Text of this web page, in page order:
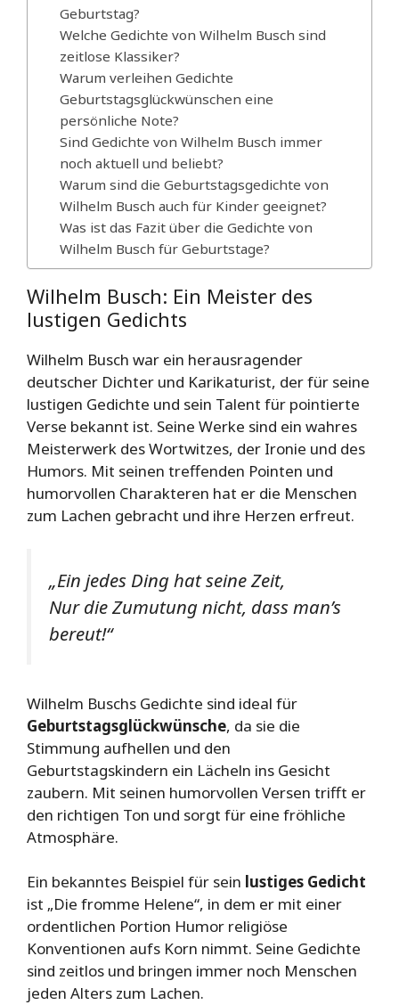
Geburtstag?
Welche Gedichte von Wilhelm Busch sind
zeitlose Klassiker?
Warum verleihen Gedichte
Geburtstagsglückwünschen eine
persönliche Note?
Sind Gedichte von Wilhelm Busch immer
noch aktuell und beliebt?
Warum sind die Geburtstagsgedichte von
Wilhelm Busch auch für Kinder geeignet?
Was ist das Fazit über die Gedichte von
Wilhelm Busch für Geburtstage?
Wilhelm Busch: Ein Meister des
lustigen Gedichts
Wilhelm Busch war ein herausragender
deutscher Dichter und Karikaturist, der für seine
lustigen Gedichte und sein Talent für pointierte
Verse bekannt ist. Seine Werke sind ein wahres
Meisterwerk des Wortwitzes, der Ironie und des
Humors. Mit seinen treffenden Pointen und
humorvollen Charakteren hat er die Menschen
zum Lachen gebracht und ihre Herzen erfreut.
„Ein jedes Ding hat seine Zeit,
Nur die Zumutung nicht, dass man’s
bereut!“
Wilhelm Buschs Gedichte sind ideal für
Geburtstagsglückwünsche, da sie die
Stimmung aufhellen und den
Geburtstagskindern ein Lächeln ins Gesicht
zaubern. Mit seinen humorvollen Versen trifft er
den richtigen Ton und sorgt für eine fröhliche
Atmosphäre.
Ein bekanntes Beispiel für sein lustiges Gedicht
ist „Die fromme Helene“, in dem er mit einer
ordentlichen Portion Humor religiöse
Konventionen aufs Korn nimmt. Seine Gedichte
sind zeitlos und bringen immer noch Menschen
jeden Alters zum Lachen.